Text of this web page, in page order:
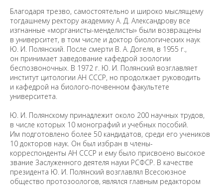
Благодаря трезво, самостоятельно и широко мыслящему
тогдашнему ректору академику А. Д. Александрову все
изгнанные «морганисты-менделисты» были возвращены
в университет, в том числе и доктор биологических наук
Ю. И. Полянский. После смерти В. А. Догеля, в 1955 г.,
он принимает заведование кафедрой зоологии
беспозвоночных. В 1972 г. Ю. И. Полянский возглавляет
институт цитологии АН СССР, но продолжает руководить
и кафедрой на биолого-почвенном факультете
университета.
Ю. И. Полянскому принадлежит около 200 научных трудов,
в числе которых 10 монографий и учебных пособий.
Им подготовлено более 50 кандидатов, среди его учеников
10 докторов наук. Он был избран в члены-
корреспонденты АН СССР и ему было присвоено высокое
звание Заслуженного деятеля науки РСФСР. В качестве
президента Ю. И. Полянский возглавлял Всесоюзное
общество протозоологов, являлся главным редактором